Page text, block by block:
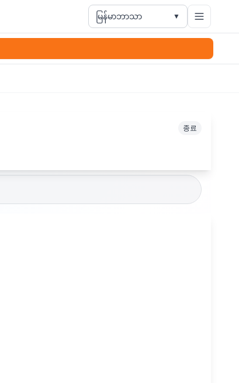
မြန်မာဘာသာ ▼
종료